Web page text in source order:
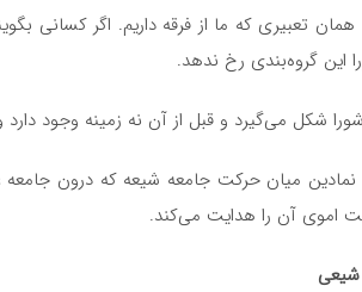
تعبیری که ما از فرقه داریم. اگر کسانی
این گروه‌بندی رخ ندهد.
شکل می‌گیرد و قبل از آن نه زمینه وجود
نمادین میان حرکت جامعه شیعه که درون
اموی آن را هدایت می‌کند.
شیعی